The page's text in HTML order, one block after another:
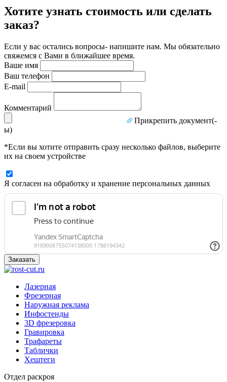
Хотите узнать стоимость или сделать
заказ?
Если у вас остались вопросы- напишите нам. Мы обязательно
свяжемся с Вами в ближайшее время.
Ваше имя
Ваш телефон
E-mail
Комментарий
Прикрепить документ(-
ы)
*Если вы хотите отправить сразу несколько файлов, выберите
их на своем устройстве
Я согласен на обработку и хранение персональных данных
Заказать
Лазерная
Фрезерная
Наружная реклама
Инфостенды
3D фрезеровка
Гравировка
Трафареты
Таблички
Хештеги
Отдел раскроя